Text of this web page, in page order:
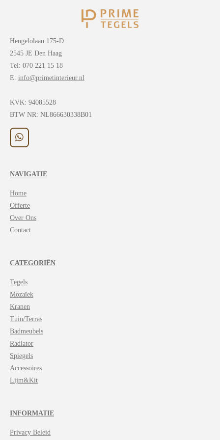
Hengelolaan 175-D
2545 JE Den Haag
Tel: 070 221 15 18
E: info@primetinterieur.nl
KVK: 94085528
BTW NR: NL866630338B01
W
h
s
p
p
NAVIGATIE
Home
Offerte
Over Ons
Contact
CATEGORIËN
Tegels
Mozaïek
Kranen
Tuin/Terras
Badmeubels
Radiator
Spiegels
Accessoires
Lijm&Kit
INFORMATIE
Privacy Beleid